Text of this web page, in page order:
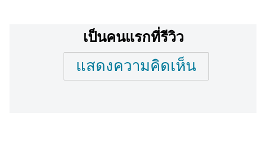
เป็นคนแรกที่รีวิว
แสดงความคิดเห็น